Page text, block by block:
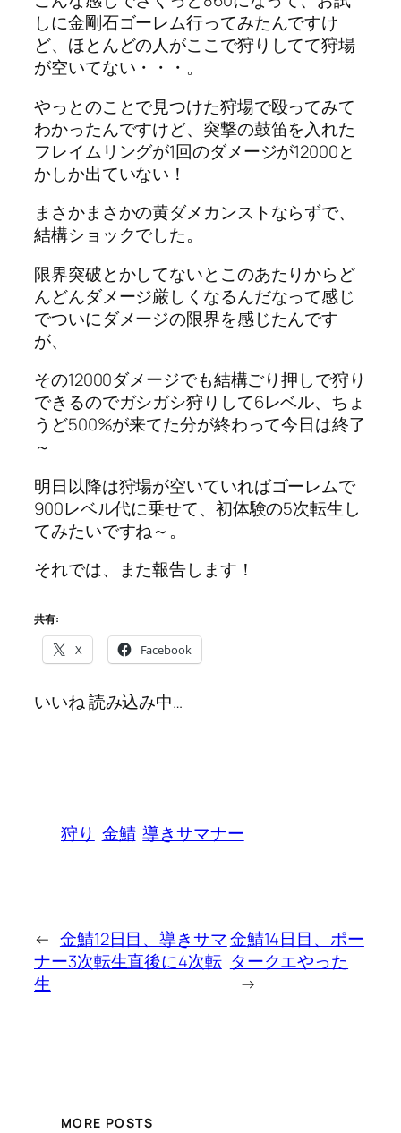
しに金剛石ゴーレム行ってみたんですけ
ど、ほとんどの人がここで狩りしてて狩場
が空いてない・・・。
やっとのことで見つけた狩場で殴ってみて
わかったんですけど、突撃の鼓笛を入れた
フレイムリングが1回のダメージが12000と
かしか出ていない！
まさかまさかの黄ダメカンストならずで、
結構ショックでした。
限界突破とかしてないとこのあたりからど
んどんダメージ厳しくなるんだなって感じ
でついにダメージの限界を感じたんです
が、
その12000ダメージでも結構ごり押しで狩り
できるのでガシガシ狩りして6レベル、ちょ
うど500%が来てた分が終わって今日は終了
～
明日以降は狩場が空いていればゴーレムで
900レベル代に乗せて、初体験の5次転生し
てみたいですね～。
それでは、また報告します！
共有:
X Facebook
いいね読み込み中…
狩り 金鯖 導きサマナー
← 金鯖12日目、導きサマ
ナー3次転生直後に4次転
生
金鯖14日目、ポー
タークエやった
→
MORE POSTS